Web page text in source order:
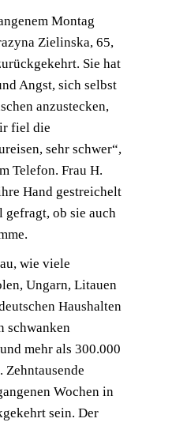
Montag
Zielinska, 65,
Sie hat
Angst, sich selbst
anzustecken,
fiel die
sehr schwer“,
Telefon. Frau H.
Hand gestreichelt
gefragt, ob sie auch
wie viele
Ungarn, Litauen
Haushalten
schwanken
mehr als 300.000
Zehntausende
Wochen in
sein. Der